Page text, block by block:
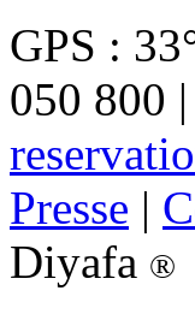
GPS :
050 800
Presse |
Diyafa ®